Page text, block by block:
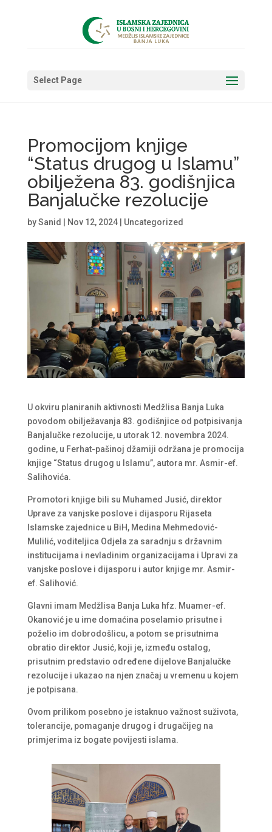
Select Page
Promocijom knjige
“Status drugog u Islamu”
obilježena 83. godišnjica
Banjalučke rezolucije
bySanid Nov 12, 2024| Uncategorized
U okviru planiranih aktivnosti Medžlisa Banja Luka
povodom obilježavanja 83. godišnjice od potpisivanja
Banjalučke rezolucije, u utorak 12. novembra 2024.
godine, u Ferhat-pašinoj džamiji održana je promocija
knjige “Status drugog u Islamu”, autora mr. Asmir-ef.
Salihovića.
Promotori knjige bili su Muhamed Jusić, direktor
Uprave za vanjske poslove i dijasporu Rijaseta
Islamske zajednice u BiH, Medina Mehmedović-
Mulilić, voditeljica Odjela za saradnju s državnim
institucijama i nevladinim organizacijama i Upravi za
vanjske poslove i dijasporu i autor knjige mr. Asmir-
ef. Salihović.
Glavni imam Medžlisa Banja Luka hfz. Muamer-ef.
Okanović je u ime domaćina poselamio prisutne i
poželio im dobrodošlicu, a potom se prisutnima
obratio direktor Jusić, koji je, između ostalog,
prisutnim predstavio određene dijelove Banjalučke
rezolucije i ukazao na njen značaj u vremenu u kojem
je potpisana.
Ovom prilikom posebno je istaknuo važnost suživota,
tolerancije, pomaganje drugog i drugačijeg na
primjerima iz bogate povijesti islama.